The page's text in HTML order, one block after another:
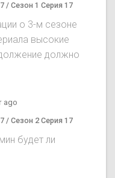
/ Сезон 1 Серия 17
о 3-м сезоне
высокие
должно
ago
/ Сезон 2 Серия 17
будет ли